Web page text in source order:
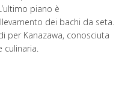
piano è
dei bachi da seta.
per Kanazawa, conosciuta